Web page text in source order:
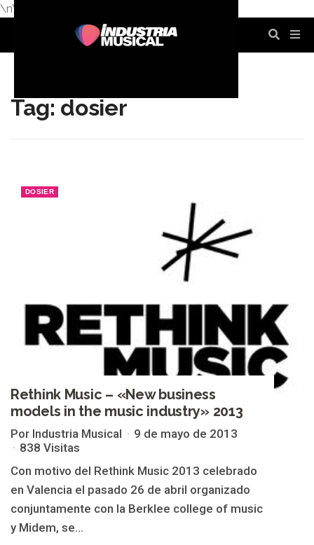
\n\n
Tag: dosier
DOSIER
Rethink Music – «New business
models in the music industry» 2013
Por Industria Musical
9 de mayo de 2013
838 Visitas
Con motivo del Rethink Music 2013 celebrado
en Valencia el pasado 26 de abril organizado
conjuntamente con la Berklee college of music
y Midem, se...